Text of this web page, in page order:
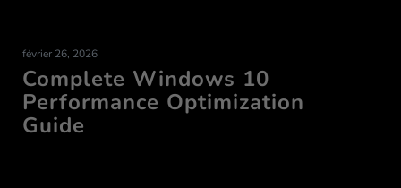
février 26, 2026
Complete Windows 10
Performance Optimization
Guide